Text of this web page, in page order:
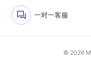
一对一客服
© 2026